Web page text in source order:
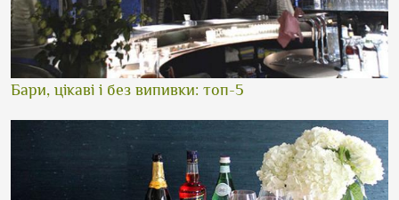
Бари, цікаві і без випивки: топ-5